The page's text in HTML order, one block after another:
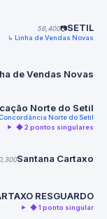
56,400📷SETIL
↳ Linha de Vendas Novas
de Vendas Novas
Norte do Setil
Norte do Setil
◆ 2 pontos singulares
Santana Cartaxo
RESGUARDO
◆ 1 ponto singular